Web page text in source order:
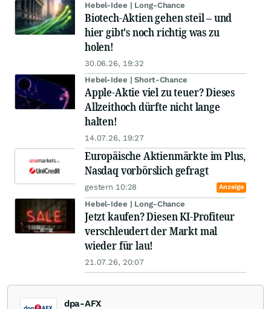
Hebel-Idee | Long-Chance
Biotech-Aktien gehen steil – und
hier gibt's noch richtig was zu
holen!
30.06.26, 19:32
Hebel-Idee | Short-Chance
Apple-Aktie viel zu teuer? Dieses
Allzeithoch dürfte nicht lange
halten!
14.07.26, 19:27
Europäische Aktienmärkte im Plus,
Nasdaq vorbörslich gefragt
gestern 10:28 Anzeige
Hebel-Idee | Long-Chance
Jetzt kaufen? Diesen KI-Profiteur
verschleudert der Markt mal
wieder für lau!
21.07.26, 20:07
dpa-AFX